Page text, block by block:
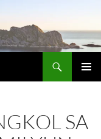
SA